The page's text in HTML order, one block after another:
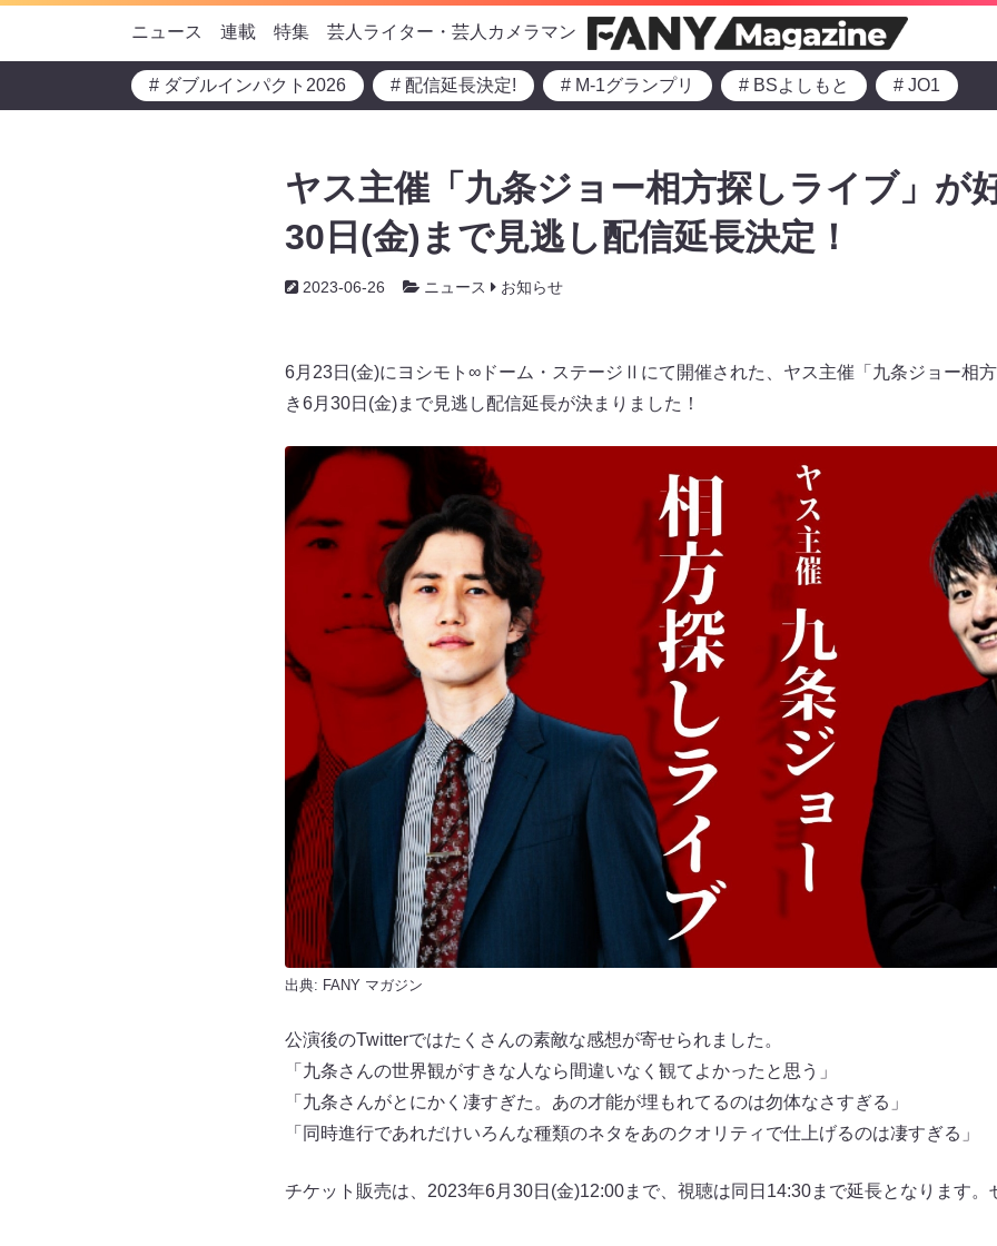
ニュース 連載 特集 芸人ライター・芸人カメラマン
# ダブルインパクト2026 # 配信延長決定! # M-1グランプリ # BSよしもと # JO1
ヤス主催「九条ジョー相方探しライブ」が
30日(金)まで見逃し配信延長決定！
2023-06-26 ニュース お知らせ
6月23日(金)にヨシモト∞ドーム・ステージⅡにて開催された、ヤス主催「九条ジョー相
き6月30日(金)まで見逃し配信延長が決まりました！
出典: FANY マガジン
公演後のTwitterではたくさんの素敵な感想が寄せられました。
「九条さんの世界観がすきな人なら間違いなく観てよかったと思う」
「九条さんがとにかく凄すぎた。あの才能が埋もれてるのは勿体なさすぎる」
「同時進行であれだけいろんな種類のネタをあのクオリティで仕上げるのは凄すぎる」
チケット販売は、2023年6月30日(金)12:00まで、視聴は同日14:30まで延長となります。